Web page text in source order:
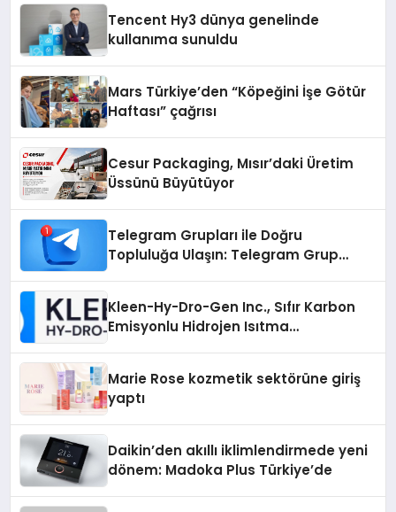
Tencent Hy3 dünya genelinde
kullanıma sunuldu
Mars Türkiye’den “Köpeğini İşe Götür
Haftası” çağrısı
Cesur Packaging, Mısır’daki Üretim
Üssünü Büyütüyor
Telegram Grupları ile Doğru
Topluluğa Ulaşın: Telegram Grup
Kleen-Hy-Dro-Gen Inc., Sıfır Karbon
Emisyonlu Hidrojen Isıtma
Marie Rose kozmetik sektörüne giriş
yaptı
Daikin’den akıllı iklimlendirmede yeni
dönem: Madoka Plus Türkiye’de